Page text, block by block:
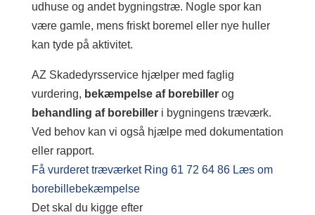
udhuse og andet bygningstræ. Nogle spor kan
være gamle, mens friskt boremel eller nye huller
kan tyde på aktivitet.
AZ Skadedyrsservice hjælper med faglig
vurdering, bekæmpelse af borebillerog
behandling af borebilleri bygningens træværk.
Ved behov kan vi også hjælpe med dokumentation
eller rapport.
Få vurderet træværket Ring 61 72 64 86 Læs om
borebillebekæmpelse
Det skal du kigge efter